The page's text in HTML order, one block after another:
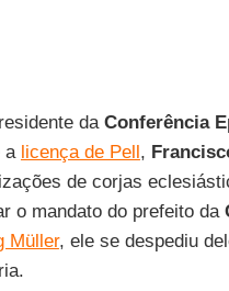
da Conferência
a licença de Pell,
de corjas
o mandato do prefeito da
Müller, ele se despediu